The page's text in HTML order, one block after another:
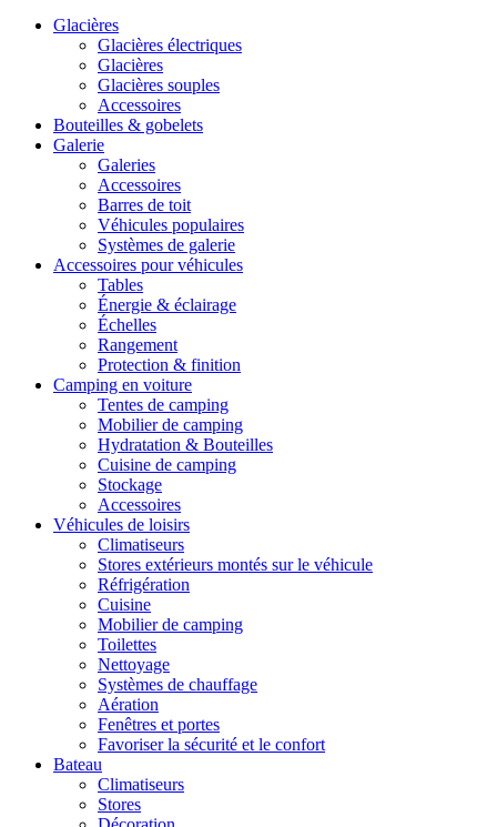
Glacières
Glacières électriques
Glacières
Glacières souples
Accessoires
Bouteilles & gobelets
Galerie
Galeries
Accessoires
Barres de toit
Véhicules populaires
Systèmes de galerie
Accessoires pour véhicules
Tables
Énergie & éclairage
Échelles
Rangement
Protection & finition
Camping en voiture
Tentes de camping
Mobilier de camping
Hydratation & Bouteilles
Cuisine de camping
Stockage
Accessoires
Véhicules de loisirs
Climatiseurs
Stores extérieurs montés sur le véhicule
Réfrigération
Cuisine
Mobilier de camping
Toilettes
Nettoyage
Systèmes de chauffage
Aération
Fenêtres et portes
Favoriser la sécurité et le confort
Bateau
Climatiseurs
Stores